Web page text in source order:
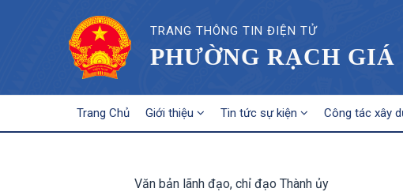
TRANG THÔNG TIN ĐIỆN TỬ
PHƯỜNG RẠCH
NAVIGATION
Trang Chủ Giới thiệu Tin tức sự kiện Công tác xây
Văn bản lãnh đạo, chỉ đạo Thành ủy